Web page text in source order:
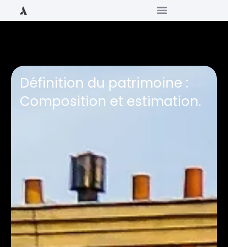
Définition du patrimoine :
Composition et estimation.